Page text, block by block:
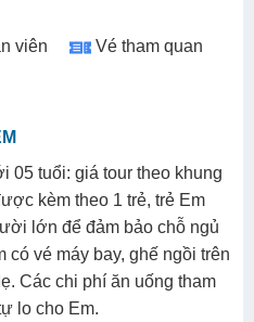
viên
Vé tham quan
05 tuổi: giá tour theo khung
kèm theo 1 trẻ, trẻ Em
lớn để đảm bảo chỗ ngủ
có vé máy bay, ghế ngồi trên
Các chi phí ăn uống tham
lo cho Em.